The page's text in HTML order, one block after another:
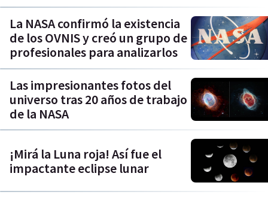
La NASA confirmó la existencia
de los OVNIS y creó un grupo de
profesionales para analizarlos
Las impresionantes fotos del
universo tras 20 años de trabajo
de la NASA
¡Mirá la Luna roja! Así fue el
impactante eclipse lunar